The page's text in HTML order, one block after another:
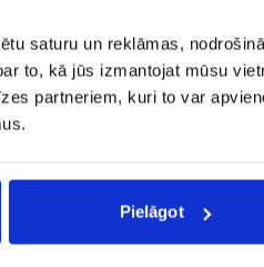
saturu un reklāmas,
to, kā jūs izmantojat mūsu
partneriem, kuri to var
Pielāgot